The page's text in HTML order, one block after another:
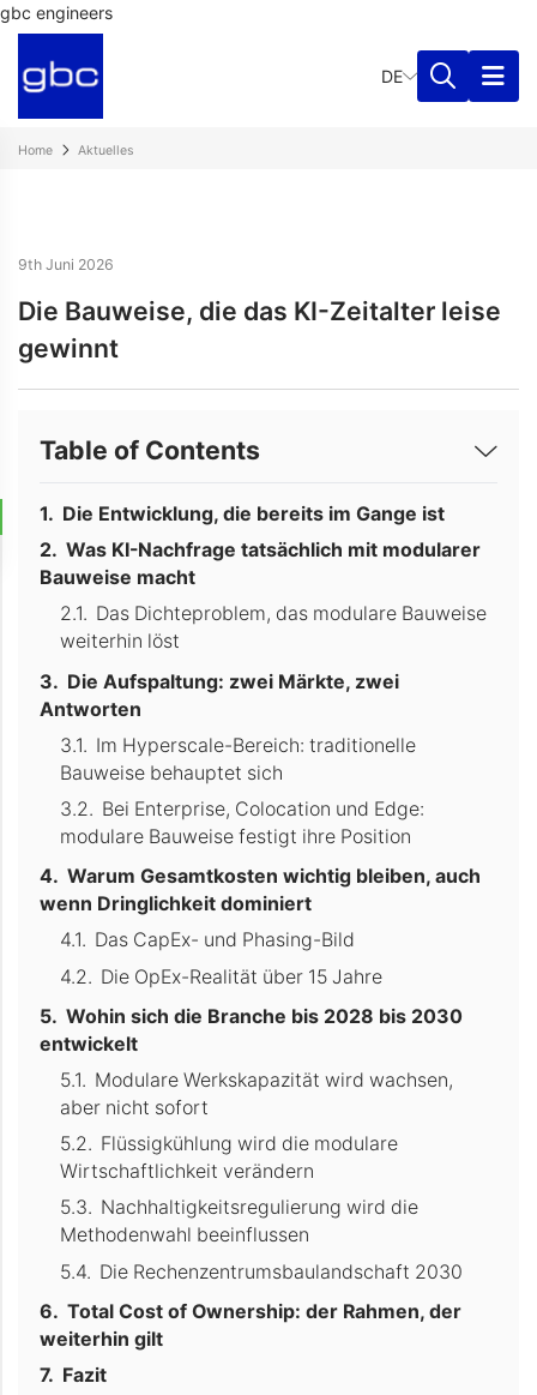
gbc engineers
DE
Home Aktuelles
9th Juni 2026
Die Bauweise, die das KI-Zeitalter leise
gewinnt
Table of Contents
Die Entwicklung, die bereits im Gange ist
Was KI-Nachfrage tatsächlich mit modularer
Bauweise macht
Das Dichteproblem, das modulare Bauweise
weiterhin löst
Die Aufspaltung: zwei Märkte, zwei
Antworten
Im Hyperscale-Bereich: traditionelle
Bauweise behauptet sich
Bei Enterprise, Colocation und Edge:
modulare Bauweise festigt ihre Position
Warum Gesamtkosten wichtig bleiben, auch
wenn Dringlichkeit dominiert
Das CapEx- und Phasing-Bild
Die OpEx-Realität über 15 Jahre
Wohin sich die Branche bis 2028 bis 2030
entwickelt
Modulare Werkskapazität wird wachsen,
aber nicht sofort
Flüssigkühlung wird die modulare
Wirtschaftlichkeit verändern
Nachhaltigkeitsregulierung wird die
Methodenwahl beeinflussen
Die Rechenzentrumsbaulandschaft 2030
Total Cost of Ownership: der Rahmen, der
weiterhin gilt
Fazit